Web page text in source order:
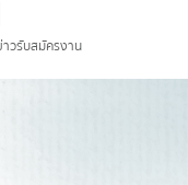
วรับสมัครงาน